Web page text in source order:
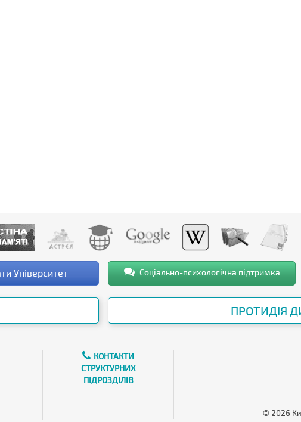
Університет Соціально-психологічна підтримка
ПРОТИДІЯ
КОНТАКТИ
СТРУКТУРНИХ
ПІДРОЗДІЛІВ
© 2026